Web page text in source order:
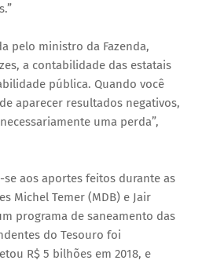
pelo ministro da Fazenda,
a contabilidade das estatais
pública. Quando você
aparecer resultados negativos,
uma perda”,
se aos aportes feitos durante as
Michel Temer (MDB) e Jair
programa de saneamento das
do Tesouro foi
R$ 5 bilhões em 2018, e